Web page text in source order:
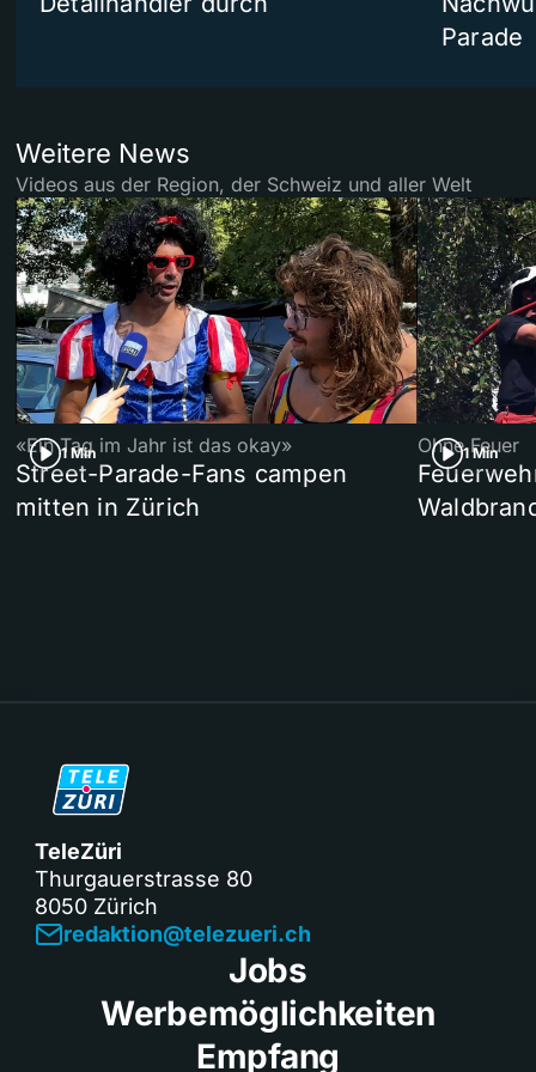
Parade
Weitere News
Videos aus der Region, der Schweiz und aller Welt
1 Min
«Ein Tag im Jahr ist das okay»
Street-Parade-Fans campen
mitten in Zürich
1 Min
Ohne Feuer
TeleZüri
Thurgauerstrasse 80
8050 Zürich
redaktion@telezueri.ch
Jobs
Werbemöglichkeiten
Empfang